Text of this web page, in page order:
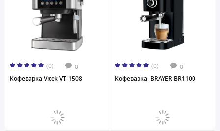
(0) 0
Кофеварка Vitek VT-1508
(0) 0
Кофеварка BRAYER BR1100